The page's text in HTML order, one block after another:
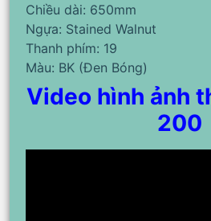
Chiều dài: 650mm
Ngựa: Stained Walnut
Thanh phím: 19
Màu: BK (Đen Bóng)
Video hình ảnh
200